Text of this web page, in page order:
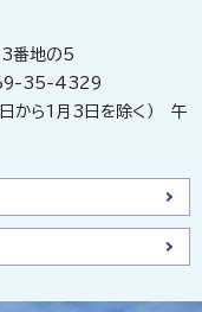
番地の5
35-4329
から1月3日を除く） 午